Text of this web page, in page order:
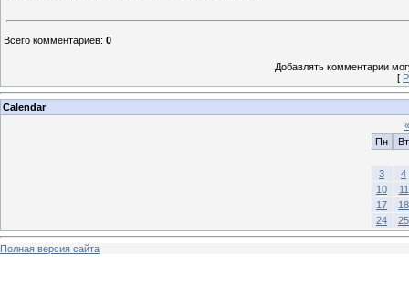
Всего комментариев: 0
Добавлять комментарии
[
Calendar
«
Пн
Вт
3
4
10
11
17
18
24
25
Полная версия сайта